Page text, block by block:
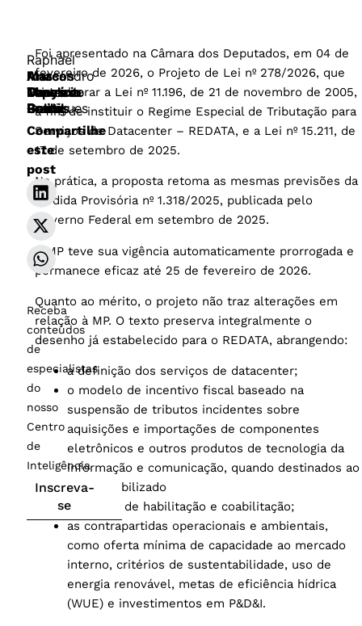
Foi apresentado na Câmara dos Deputados, em 04 de
fevereiro de 2026, o Projeto de Lei nº 278/2026, que
visa alterar a Lei nº 11.196, de 21 de novembro de 2005,
a fim de instituir o Regime Especial de Tributação para
Serviços de Datacenter – REDATA, e a Lei nº 15.211, de
17 de setembro de 2025.
Na prática, a proposta retoma as mesmas previsões da
Medida Provisória nº 1.318/2025, publicada pelo
Governo Federal em setembro de 2025.
A MP teve sua vigência automaticamente prorrogada e
permanece eficaz até 25 de fevereiro de 2026.
Quanto ao mérito, o projeto não traz alterações em
relação à MP. O texto preserva integralmente o
desenho já estabelecido para o REDATA, abrangendo:
a definição dos serviços de datacenter;
o modelo de incentivo fiscal baseado na
suspensão de tributos incidentes sobre
aquisições e importações de componentes
eletrônicos e outros produtos de tecnologia da
informação e comunicação, quando destinados ao
ativo imobilizado
as regras de habilitação e coabilitação;
as contrapartidas operacionais e ambientais,
como oferta mínima de capacidade ao mercado
interno, critérios de sustentabilidade, uso de
energia renovável, metas de eficiência hídrica
(WUE) e investimentos em P&D&I.
Ana
Carolina
Calil
Marcos
Lopes
Prado
Maurício
Barros
Thays
Gentil
Raphael
Alessandro
Penteado
Rodrigues
Compartilhe
este
post
Receba
conteúdos
de
especialistas
do
nosso
Centro
de
Inteligência
Inscreva-
se